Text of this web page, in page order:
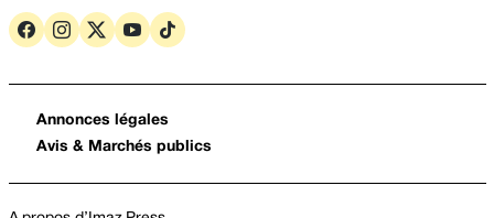
Annonces légales
Avis & Marchés publics